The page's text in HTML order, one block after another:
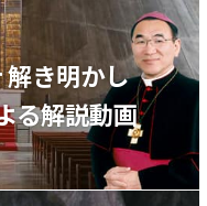
き明かし
る解説動画